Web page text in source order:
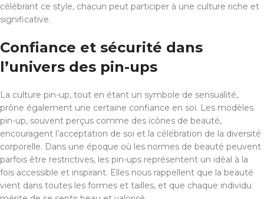
célébrant ce style, chacun peut participer à une culture riche et
significative.
Confiance et sécurité dans
l’univers des pin-ups
La culture pin-up, tout en étant un symbole de sensualité,
prône également une certaine confiance en soi. Les modèles
pin-up, souvent perçus comme des icônes de beauté,
encouragent l’acceptation de soi et la célébration de la diversité
corporelle. Dans une époque où les normes de beauté peuvent
parfois être restrictives, les pin-ups représentent un idéal à la
fois accessible et inspirant. Elles nous rappellent que la beauté
vient dans toutes les formes et tailles, et que chaque individu